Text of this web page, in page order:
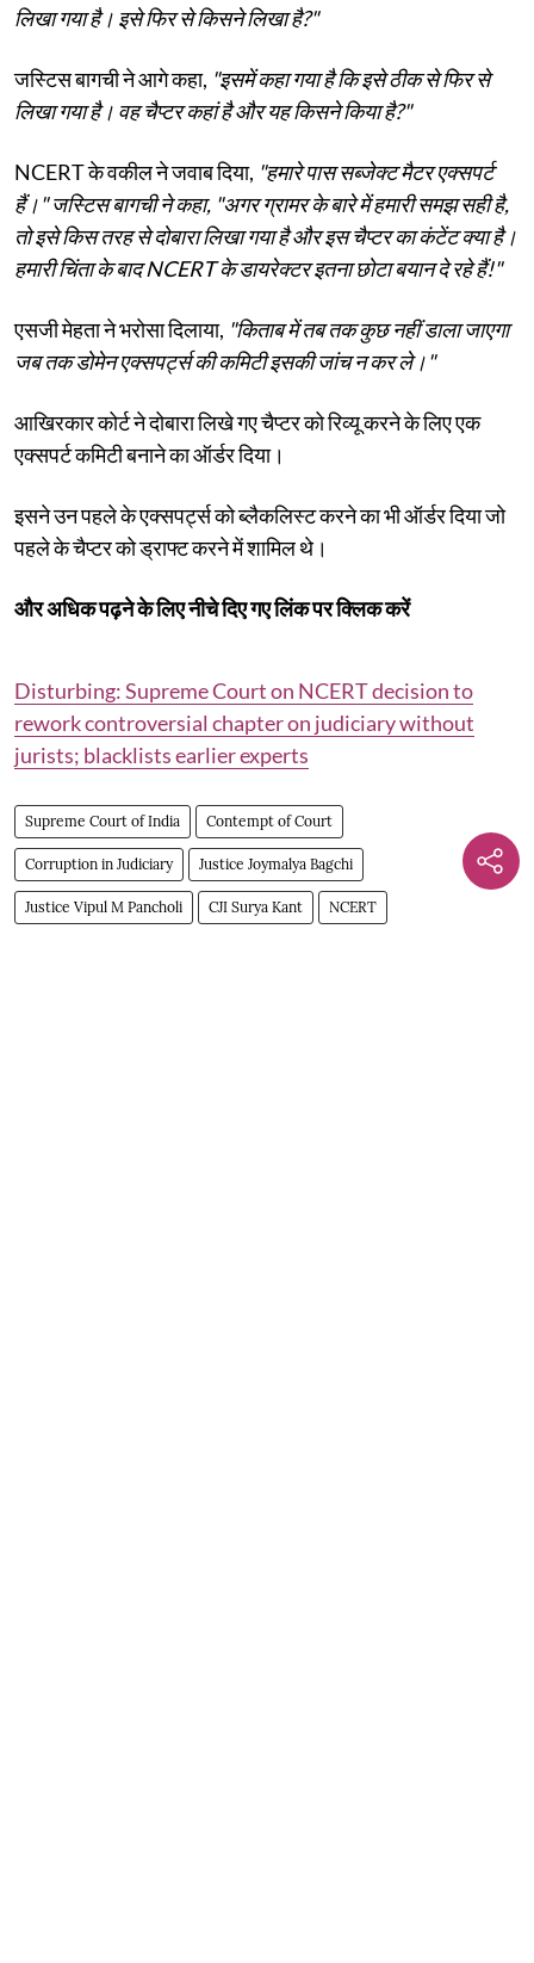
लिखा गया है। इसे फिर से किसने लिखा है?"
जस्टिस बागची ने आगे कहा, "इसमें कहा गया है कि इसे ठीक से फिर से
लिखा गया है। वह चैप्टर कहां है और यह किसने किया है?"
NCERT के वकील ने जवाब दिया, "हमारे पास सब्जेक्ट मैटर एक्सपर्ट
हैं।" जस्टिस बागची ने कहा, "अगर ग्रामर के बारे में हमारी समझ सही है,
तो इसे किस तरह से दोबारा लिखा गया है और इस चैप्टर का कंटेंट क्या है।
हमारी चिंता के बाद NCERT के डायरेक्टर इतना छोटा बयान दे रहे हैं!"
एसजी मेहता ने भरोसा दिलाया, "किताब में तब तक कुछ नहीं डाला जाएगा
जब तक डोमेन एक्सपर्ट्स की कमिटी इसकी जांच न कर ले।"
आखिरकार कोर्ट ने दोबारा लिखे गए चैप्टर को रिव्यू करने के लिए एक
एक्सपर्ट कमिटी बनाने का ऑर्डर दिया।
इसने उन पहले के एक्सपर्ट्स को ब्लैकलिस्ट करने का भी ऑर्डर दिया जो
पहले के चैप्टर को ड्राफ्ट करने में शामिल थे।
और अधिक पढ़ने के लिए नीचे दिए गए लिंक पर क्लिक करें
Disturbing: Supreme Court on NCERT decision to
rework controversial chapter on judiciary without
jurists; blacklists earlier experts
Supreme Court of India Contempt of Court
Corruption in Judiciary Justice Joymalya Bagchi
Justice Vipul M Pancholi CJI Surya Kant NCERT